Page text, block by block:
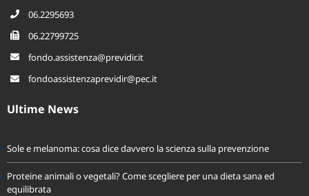
06.2295693
06.22799725
fondo.assistenza@previdir.it
fondoassistenzaprevidir@pec.it
Ultime News
Sole e melanoma: cosa dice davvero la scienza sulla prevenzione
Proteine animali o vegetali? Come scegliere per una dieta sana ed
equilibrata